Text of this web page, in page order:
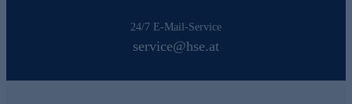
24/7 E-Mail-Service
service@hse.at